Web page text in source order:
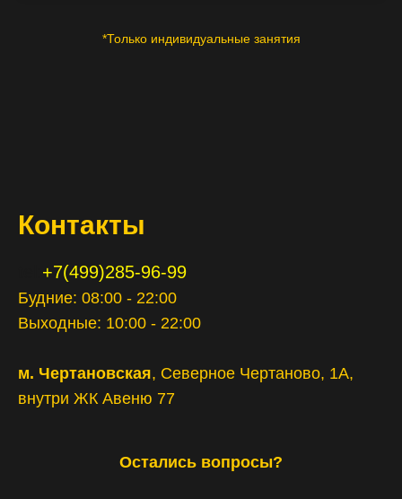
*Только индивидуальные занятия
Контакты
+7(499)285-96-99
Будние: 08:00 - 22:00
Выходные: 10:00 - 22:00
м. Чертановская, Северное Чертаново, 1А,
внутри ЖК Авеню 77
Остались вопросы?